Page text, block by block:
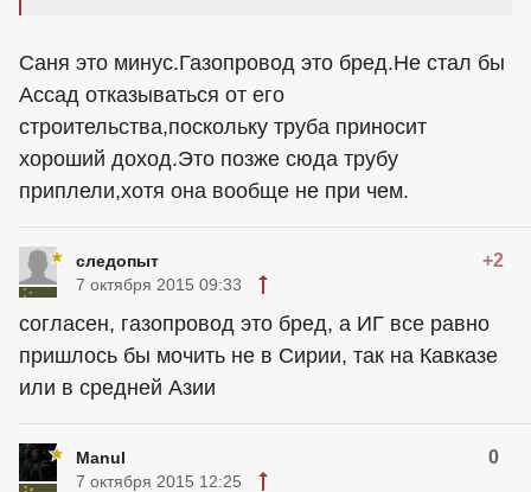
Саня это минус.Газопровод это бред.Не стал бы
Ассад отказываться от его
строительства,поскольку труба приносит
хороший доход.Это позже сюда трубу
приплели,хотя она вообще не при чем.
следопыт +2
7 октября 2015 09:33
согласен, газопровод это бред, а ИГ все равно
пришлось бы мочить не в Сирии, так на Кавказе
или в средней Азии
Manul 0
7 октября 2015 12:25